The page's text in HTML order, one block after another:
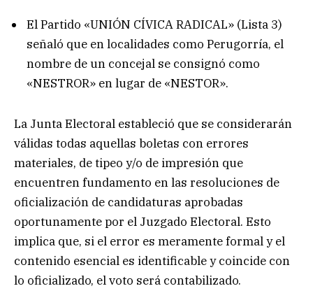
El Partido «UNIÓN CÍVICA RADICAL» (Lista 3)
señaló que en localidades como Perugorría, el
nombre de un concejal se consignó como
«NESTROR» en lugar de «NESTOR».
La Junta Electoral estableció que se considerarán
válidas todas aquellas boletas con errores
materiales, de tipeo y/o de impresión que
encuentren fundamento en las resoluciones de
oficialización de candidaturas aprobadas
oportunamente por el Juzgado Electoral. Esto
implica que, si el error es meramente formal y el
contenido esencial es identificable y coincide con
lo oficializado, el voto será contabilizado.